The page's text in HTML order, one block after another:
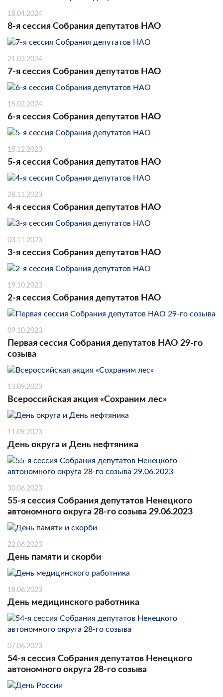
18.04.2024
8-я сессия Собрания депутатов НАО
21.03.2024
7-я сессия Собрания депутатов НАО
15.02.2024
6-я сессия Собрания депутатов НАО
15.12.2023
5-я сессия Собрания депутатов НАО
28.11.2023
4-я сессия Собрания депутатов НАО
03.11.2023
3-я сессия Собрания депутатов НАО
19.10.2023
2-я сессия Собрания депутатов НАО
09.10.2023
Первая сессия Собрания депутатов НАО 29-го
созыва
13.09.2023
Всероссийская акция «Сохраним лес»
11.09.2023
День округа и День нефтяника
30.06.2023
55-я сессия Собрания депутатов Ненецкого
автономного округа 28-го созыва 29.06.2023
22.06.2023
День памяти и скорби
18.06.2023
День медицинского работника
07.06.2023
54-я сессия Собрания депутатов Ненецкого
автономного округа 28-го созыва